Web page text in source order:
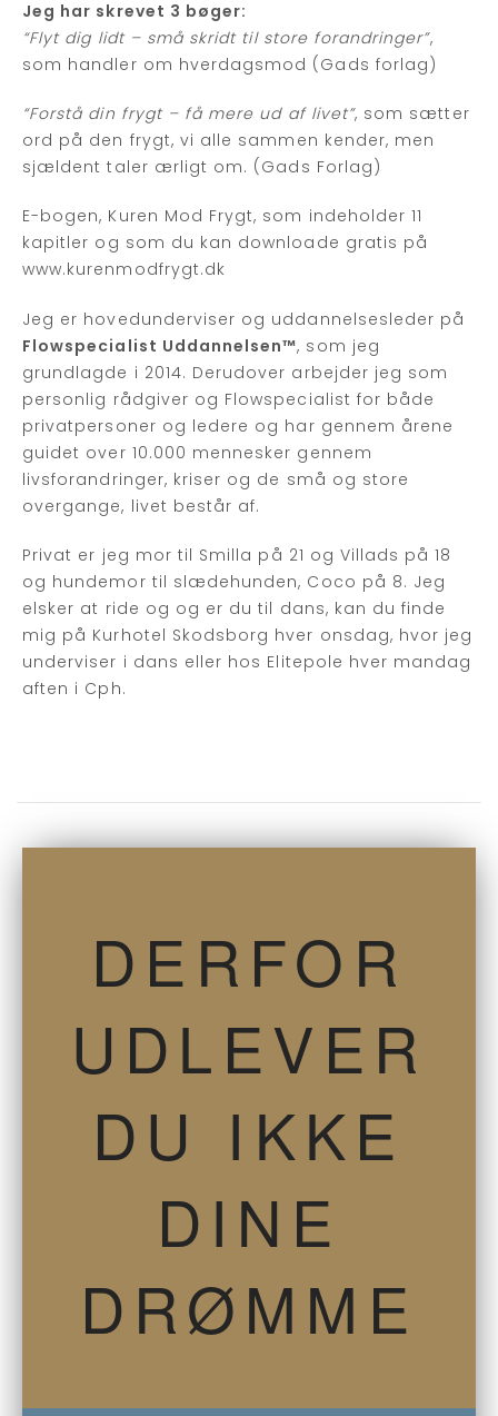
Jeg har skrevet 3 bøger:
“Flyt dig lidt – små skridt til store forandringer”,
som handler om hverdagsmod (Gads forlag)
“Forstå din frygt – få mere ud af livet”, som sætter
ord på den frygt, vi alle sammen kender, men
sjældent taler ærligt om. (Gads Forlag)
E-bogen, Kuren Mod Frygt, som indeholder 11
kapitler og som du kan downloade gratis på
www.kurenmodfrygt.dk
Jeg er hovedunderviser og uddannelsesleder på
Flowspecialist Uddannelsen™, som jeg
grundlagde i 2014. Derudover arbejder jeg som
personlig rådgiver og Flowspecialist for både
privatpersoner og ledere og har gennem årene
guidet over 10.000 mennesker gennem
livsforandringer, kriser og de små og store
overgange, livet består af.
Privat er jeg mor til Smilla på 21 og Villads på 18
og hundemor til slædehunden, Coco på 8. Jeg
elsker at ride og og er du til dans, kan du finde
mig på Kurhotel Skodsborg hver onsdag, hvor jeg
underviser i dans eller hos Elitepole hver mandag
aften i Cph.
DERFOR
UDLEVER
DU IKKE
DINE
DRØMME